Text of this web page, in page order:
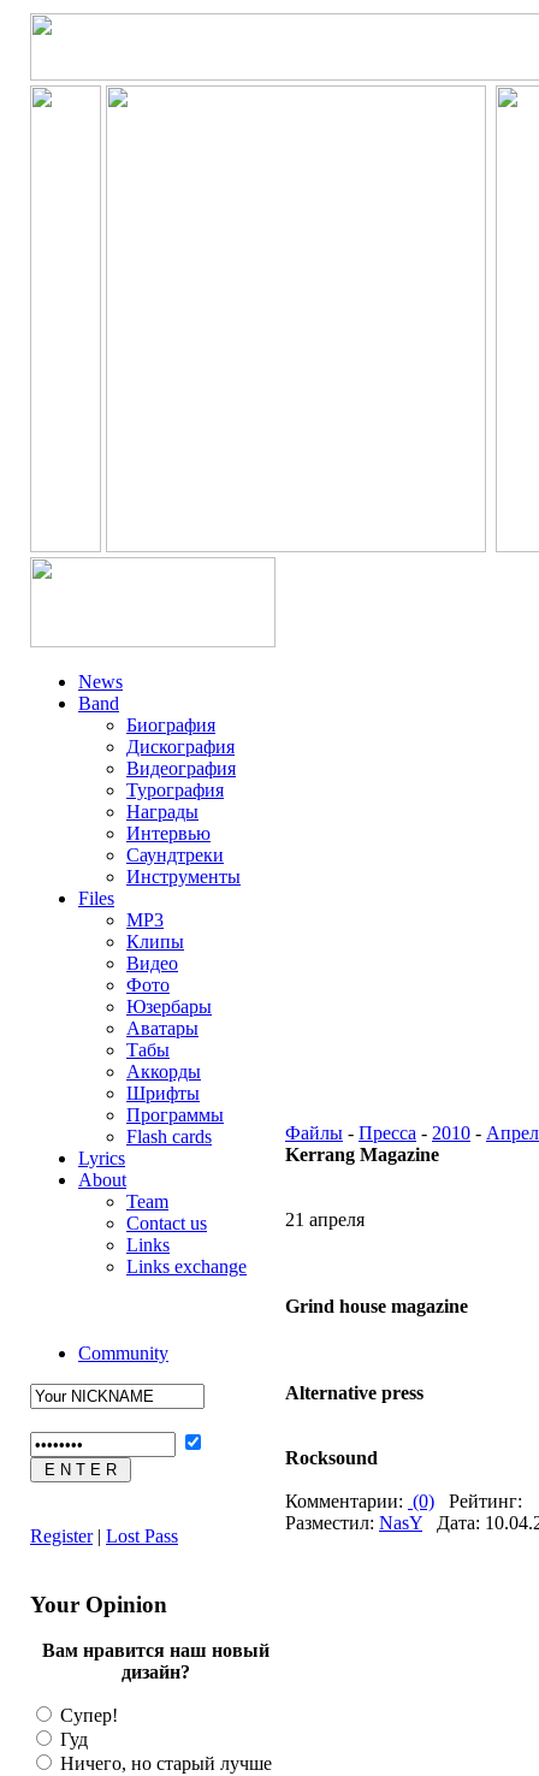
News
Band
Биография
Дискография
Видеография
Турография
Награды
Интервью
Саундтреки
Инструменты
Files
MP3
Клипы
Видео
Фото
Юзербары
Аватары
Табы
Аккорды
Шрифты
Программы
Flash cards
Lyrics
About
Team
Contact us
Links
Links exchange
Community
Register| Lost Pass
Your Opinion
Вам нравится наш новый
дизайн?
Супер!
Гуд
Ничего, но старый лучше
Файлы - Пресса - 2010 -
Kerrang Magazine
21 апреля
Grind house magazine
Alternative press
Rocksound
Комментарии: (0) Рейтинг:
Разместил: NasY Дата: